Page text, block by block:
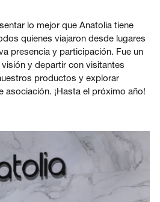
lo mejor que Anatolia tiene
quienes viajaron desde lugares
presencia y participación. Fue un
y departir con visitantes
productos y explorar
asociación. ¡Hasta el próximo año!